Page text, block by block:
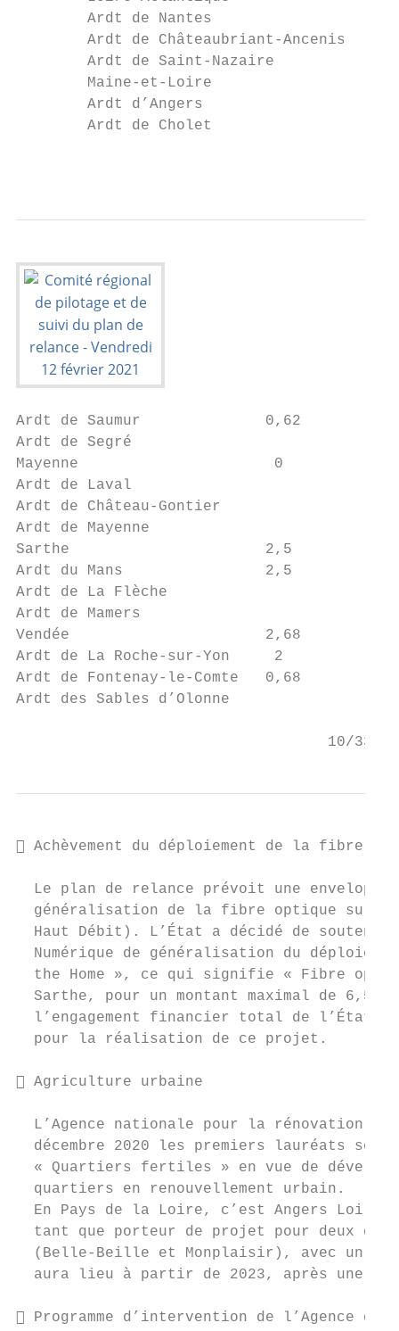
Ardt de Nantes
        Ardt de Châteaubriant-Ancenis
        Ardt de Saint-Nazaire
Maine-et-Loire
Ardt d’Angers
        Ardt de Cholet
Ardt de Saumur              0,62
Ardt de Segré
Mayenne                      0
Ardt de Laval
Ardt de Château-Gontier
Ardt de Mayenne
Sarthe                      2,5
Ardt du Mans                2,5
Ardt de La Flèche
Ardt de Mamers
Vendée                      2,68
Ardt de La Roche-sur-Yon     2
Ardt de Fontenay-le-Comte   0,68
Ardt des Sables d’Olonne
                                   10/33
 Achèvement du déploiement de la fibre
Le plan de relance prévoit une
généralisation de la fibre optique sur
Haut Débit). L’État a décidé de soutenir
Numérique de généralisation du
the Home », ce qui signifie « Fibre
Sarthe, pour un montant maximal de 6,5
l’engagement financier total de l’État
  pour la réalisation de ce projet.
 Agriculture urbaine
L’Agence nationale pour la rénovation
décembre 2020 les premiers lauréats
« Quartiers fertiles » en vue de
  quartiers en renouvellement urbain.
En Pays de la Loire, c’est Angers Loire
tant que porteur de projet pour deux
(Belle-Beille et Monplaisir), avec un
aura lieu à partir de 2023, après une
 Programme d’intervention de l’Agence de